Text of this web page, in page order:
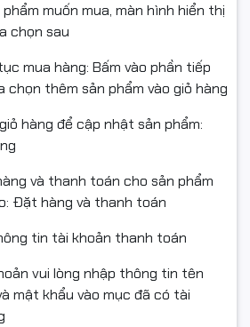
nhiềukhe PCIehỗ trợ nâng cấp
kiện mở rộng khi cần thiết.
nhẹ
, kích thước320 x 172 x 385
5kg, PC A3416S5 dễ bố trí tại
việc tại nhà.
phẩm muốn mua, màn hình hiển thị
chọn sau
mua hàng: Bấm vào phần tiếp
chọn thêm sản phẩm vào giỏ hàng
hàng để cập nhật sản phẩm:
và thanh toán cho sản phẩm
Đặt hàng và thanh toán
tin tài khoản thanh toán
vui lòng nhập thông tin tên
mật khẩu vào mục đã có tài